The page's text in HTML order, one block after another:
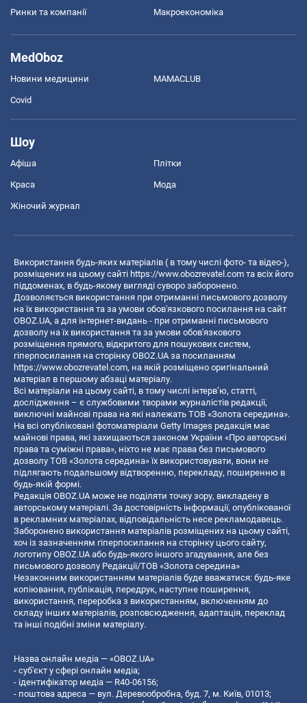
Ринки та компанії Макроекономіка
MedOboz
Новини медицини MAMACLUB
Covid
Шоу
Афіша Плітки
Краса Мода
Жіночий журнал
Використання будь-яких матеріалів ( в тому числі фото- та відео-),
розміщених на цьому сайті https://www.obozrevatel.com та всіх його
піддоменах, в будь-якому вигляді суворо заборонено.
Дозволяється використання при отриманні письмового дозволу
на їх використання та за умови обов'язкового посилання на сайт
OBOZ.UA, а для інтернет-видань - при отриманні письмового
дозволу на їх використання та за умови обов'язкового
розміщення прямого, відкритого для пошукових систем,
гіперпосилання на сторінку OBOZ.UA за посиланням
https://www.obozrevatel.com, на якій розміщено оригінальний
матеріал в першому абзаці матеріалу.
Всі матеріали на цьому сайті, в тому числі інтерв’ю, статті,
дослідження – є службовими творами журналістів редакції,
виключні майнові права на які належать ТОВ «Золота середина».
На всі опубліковані фотоматеріали Getty Images редакція має
майнові права, які захищаються законом України «Про авторські
права та суміжні права», ніхто не має права без письмового
дозволу ТОВ «Золота середина» їх використовувати, вони не
підлягають подальшому відтворенню, перекладу, поширенню в
будь-якій формі.
Редакція OBOZ.UA може не поділяти точку зору, викладену в
авторському матеріалі. За достовірність інформації, опублікованої
в рекламних матеріалах, відповідальність несе рекламодавець.
Заборонено використання матеріалів розміщених на цьому сайті,
хоч із зазначенням гіперпосилання на сторінку цього сайту,
логотипу OBOZ.UA або будь-якого іншого згадування, але без
письмового дозволу Редакції/ТОВ «Золота середина»
Незаконним використанням матеріалів буде вважатися: будь-яке
копiювання, публiкацiя, передрук, наступне поширення,
використання, переробка з використанням, включенням до
складу інших матеріалів, розповсюдження, адаптація, переклад
та інші подібні зміни матеріалу.
Назва онлайн медіа — «OBOZ.UA»
- суб'єкт у сфері онлайн медіа;
- ідентифікатор медіа — R40-06156;
- поштова адреса — вул. Деревообробна, буд. 7, м. Київ, 01013;